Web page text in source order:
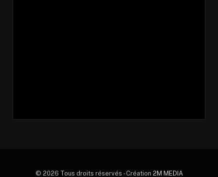
© 2026 Tous droits réservés - Création 2M MEDIA